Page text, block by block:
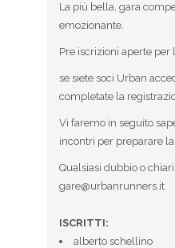
La più bella, gara
emozionante.
Pre iscrizioni aperte per
se siete soci Urban
completate la
Vi faremo in seguito
incontri per preparare la
Qualsiasi dubbio o
gare@urbanrunners.it
ISCRITTI:
alberto schellino